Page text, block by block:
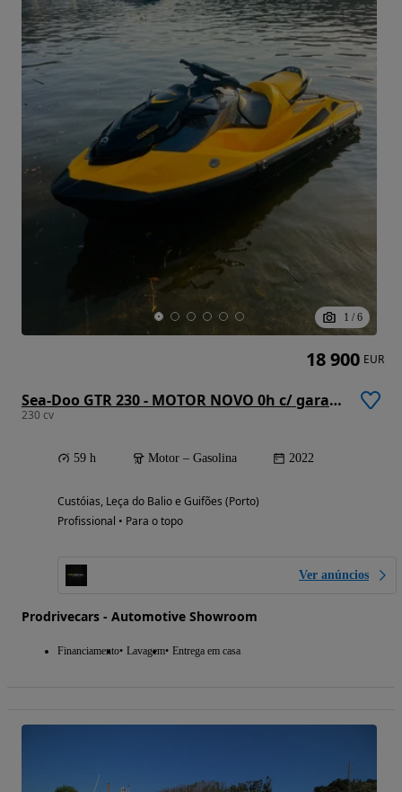
1 / 6
Sea-Doo GTR 230 - MOTOR NOVO 0h c/ garantia + atrelado LED
230 cv
59 h Motor – Gasolina 2022
Custóias, Leça do Balio e Guifões (Porto)
Profissional • Para o topo
Ver anúncios
Prodrivecars - Automotive Showroom
Financiamento Lavagem Entrega em casa
18 900 EUR